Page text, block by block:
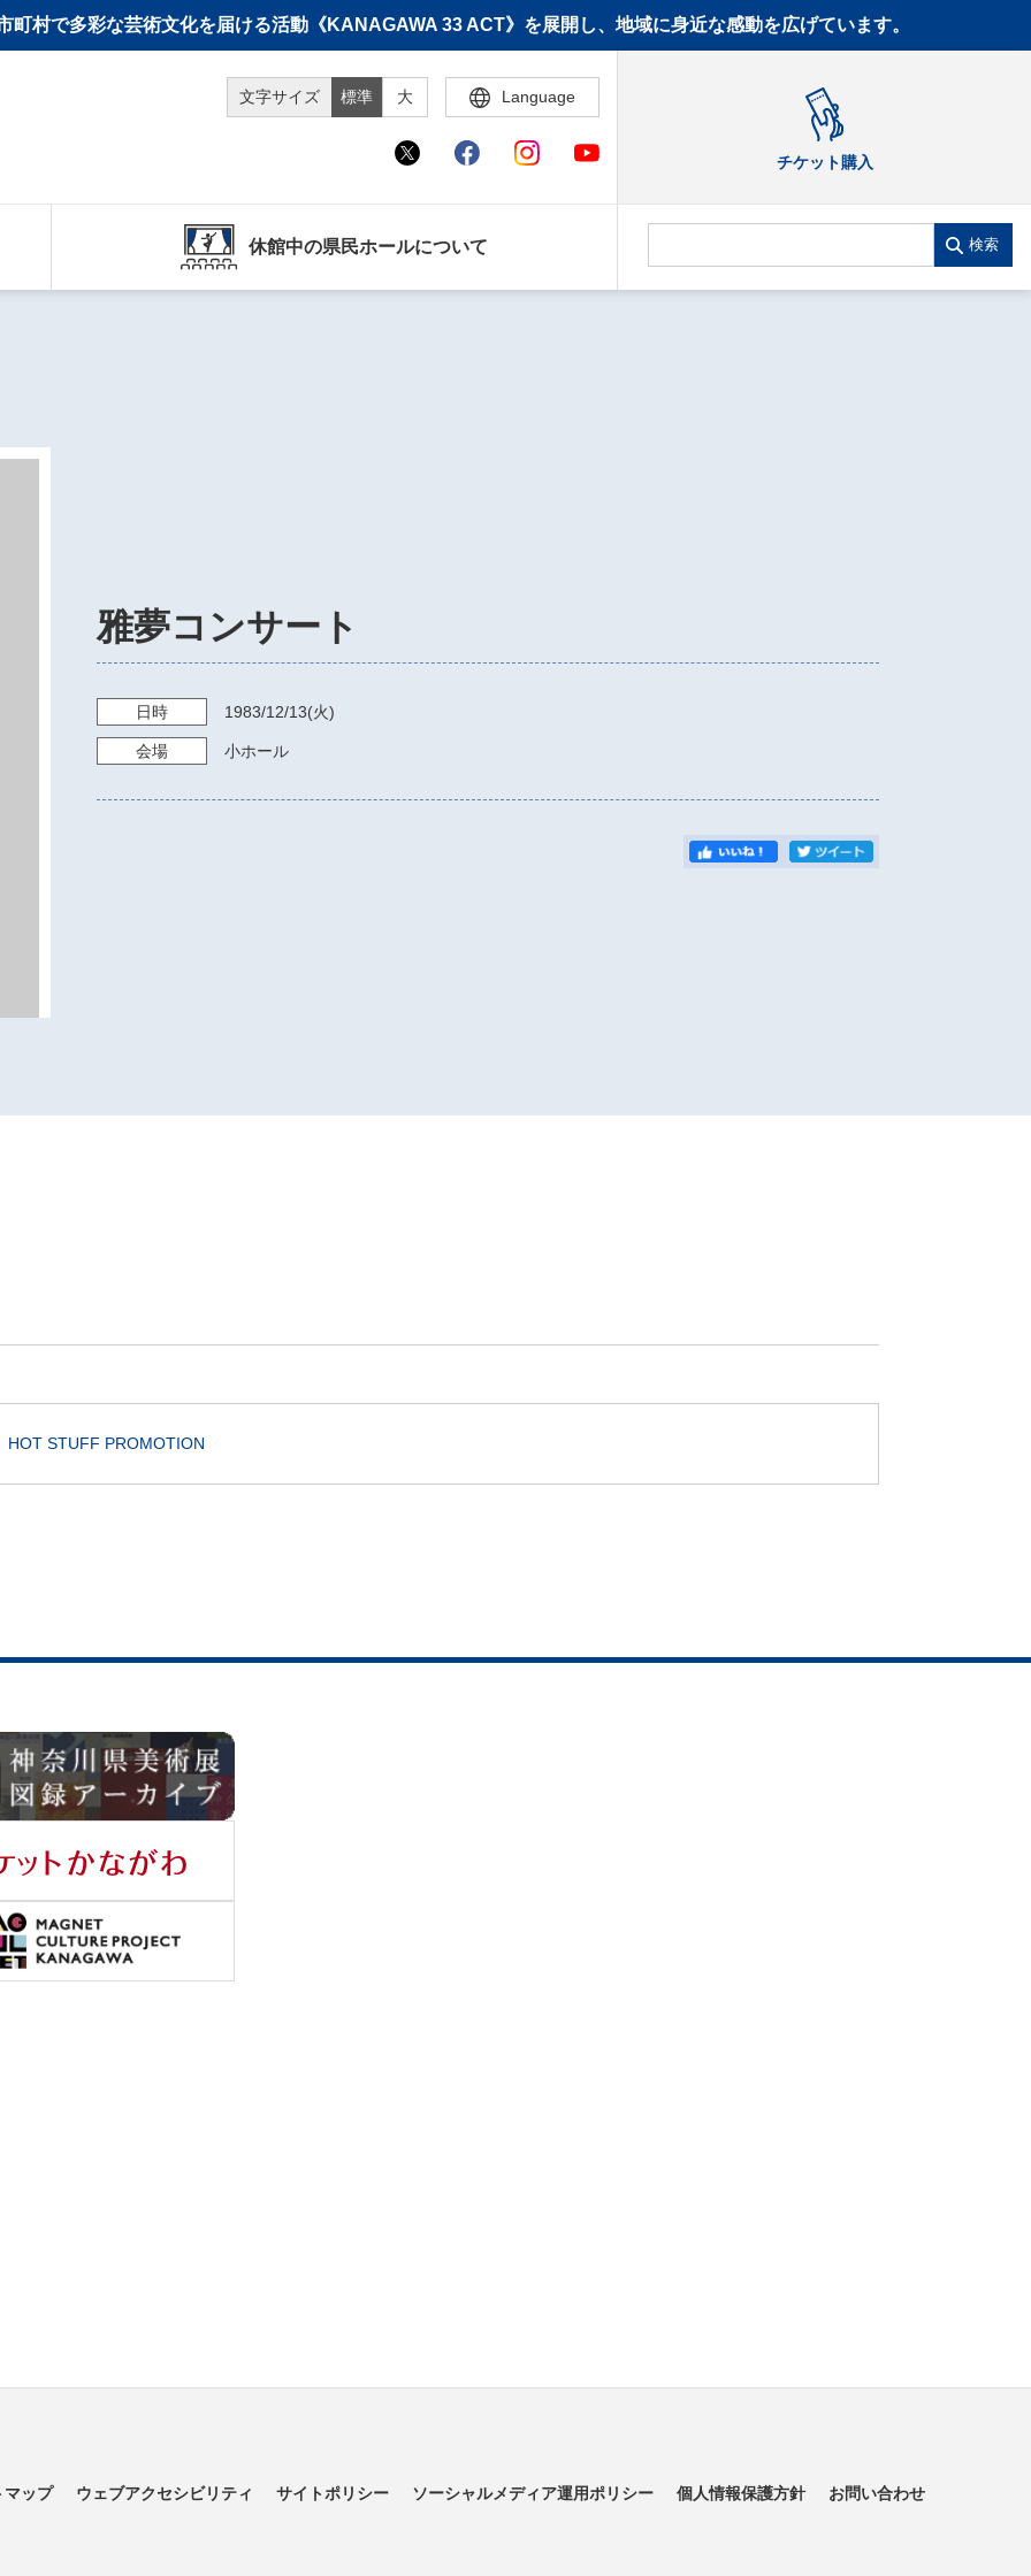
村で多彩な芸術文化を届ける活動《KANAGAWA 33 ACT》を展開し、地域に身近な感動を広げています。
文字サイズ 標準 大 Language
チケット購入
休館中の県民ホールについて 検索
雅夢コンサート
日時 1983/12/13(火)
会場 小ホール
HOT STUFF PROMOTION
マップ ウェブアクセシビリティ サイトポリシー ソーシャルメディア運用ポリシー 個人情報保護方針 お問い合わせ